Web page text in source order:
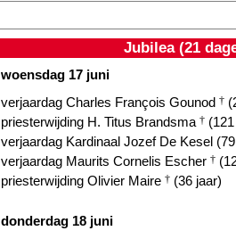
Jubilea (21
woensdag 17 juni
verjaardag Charles François Gounod †
priesterwijding H. Titus Brandsma †
verjaardag Kardinaal Jozef De Kesel
verjaardag Maurits Cornelis Escher †
priesterwijding Olivier Maire † (36 jaar)
donderdag 18 juni